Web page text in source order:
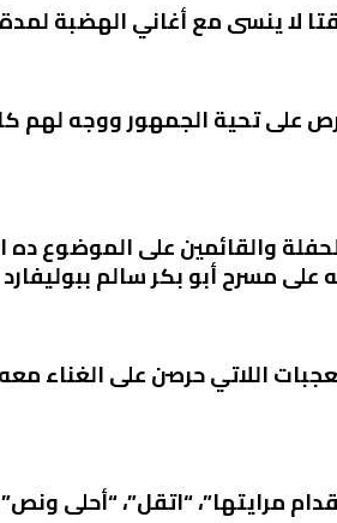
لا ينسى مع أغاني الهضبة
حرص على تحية الجمهور ووجه
والقائمين على الموضوع
مسرح أبو بكر سالم
اللاتي حرصن على الغناء
مرايتها”، “اتقل”، “أحلى